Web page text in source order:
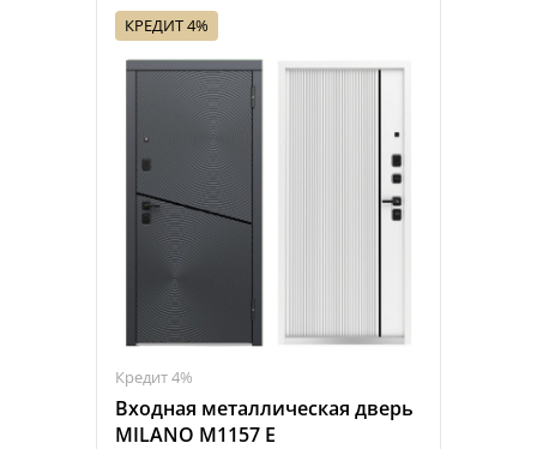
КРЕДИТ 4%
Кредит 4%
Входная металлическая дверь
MILANO M1157 Е